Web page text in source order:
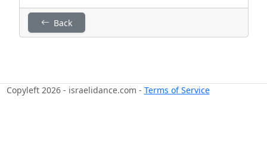
Back
Copyleft 2026 - israelidance.com - Terms of Service